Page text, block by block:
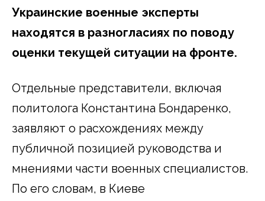
Украинские военные эксперты
находятся в разногласиях по поводу
оценки текущей ситуации на фронте.
Отдельные представители, включая
политолога Константина Бондаренко,
заявляют о расхождениях между
публичной позицией руководства и
мнениями части военных специалистов.
По его словам, в Киеве